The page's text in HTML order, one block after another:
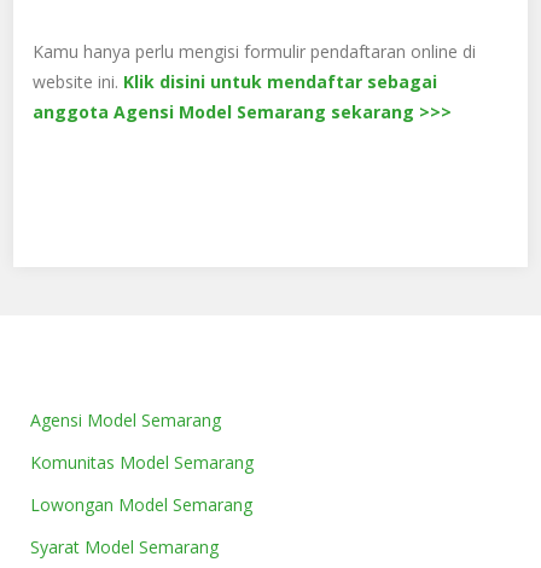
Kamu hanya perlu mengisi formulir pendaftaran online di
website ini. Klik disini untuk mendaftar sebagai
anggota Agensi Model Semarang sekarang >>>
Agensi Model Semarang
Komunitas Model Semarang
Lowongan Model Semarang
Syarat Model Semarang